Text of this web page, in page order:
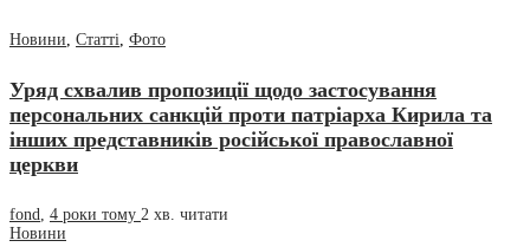
Новини, Статті, Фото
Уряд схвалив пропозиції щодо застосування
персональних санкцій проти патріарха Кирила та
інших представників російської православної
церкви
fond, 4 роки тому 2 хв. читати
Новини